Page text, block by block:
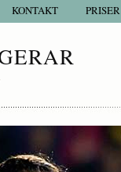
KONTAKT PRISER